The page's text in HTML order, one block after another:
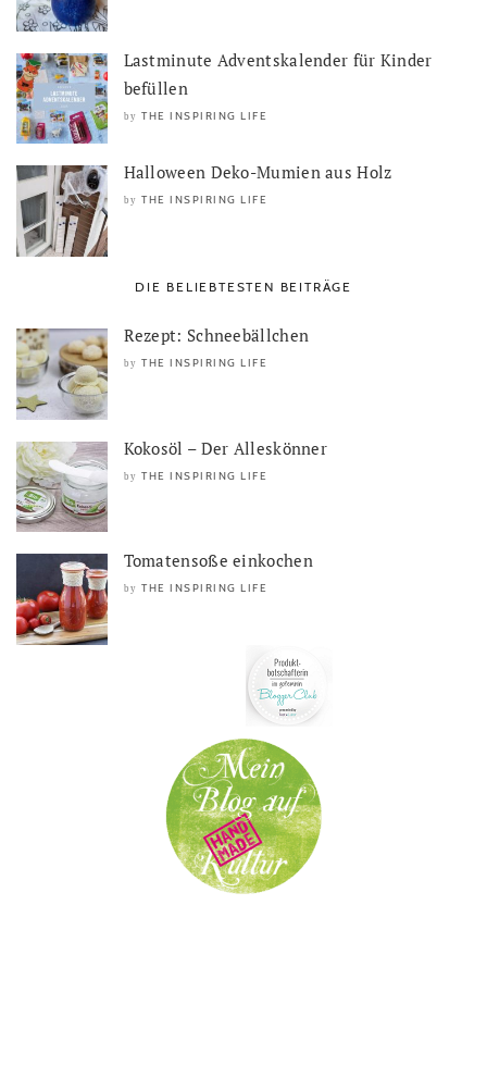
Lastminute Adventskalender für Kinder
befüllen
by THE INSPIRING LIFE
Halloween Deko-Mumien aus Holz
by THE INSPIRING LIFE
DIE BELIEBTESTEN BEITRÄGE
Rezept: Schneebällchen
by THE INSPIRING LIFE
Kokosöl – Der Alleskönner
by THE INSPIRING LIFE
Tomatensoße einkochen
by THE INSPIRING LIFE